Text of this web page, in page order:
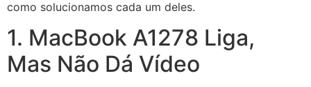
como solucionamos cada um deles.
1. MacBook A1278 Liga,
Mas Não Dá Vídeo